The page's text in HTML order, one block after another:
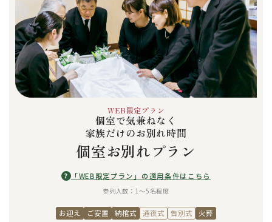
WEB限定プラン
個室で気兼ねなく
家族だけのお別れ時間
個室お別れプラン
? 「WEB限定プラン」の適用条件はこちら
参列人数：1〜5名程度
お迎え ご安置 納棺式 通夜式 告別式 火葬